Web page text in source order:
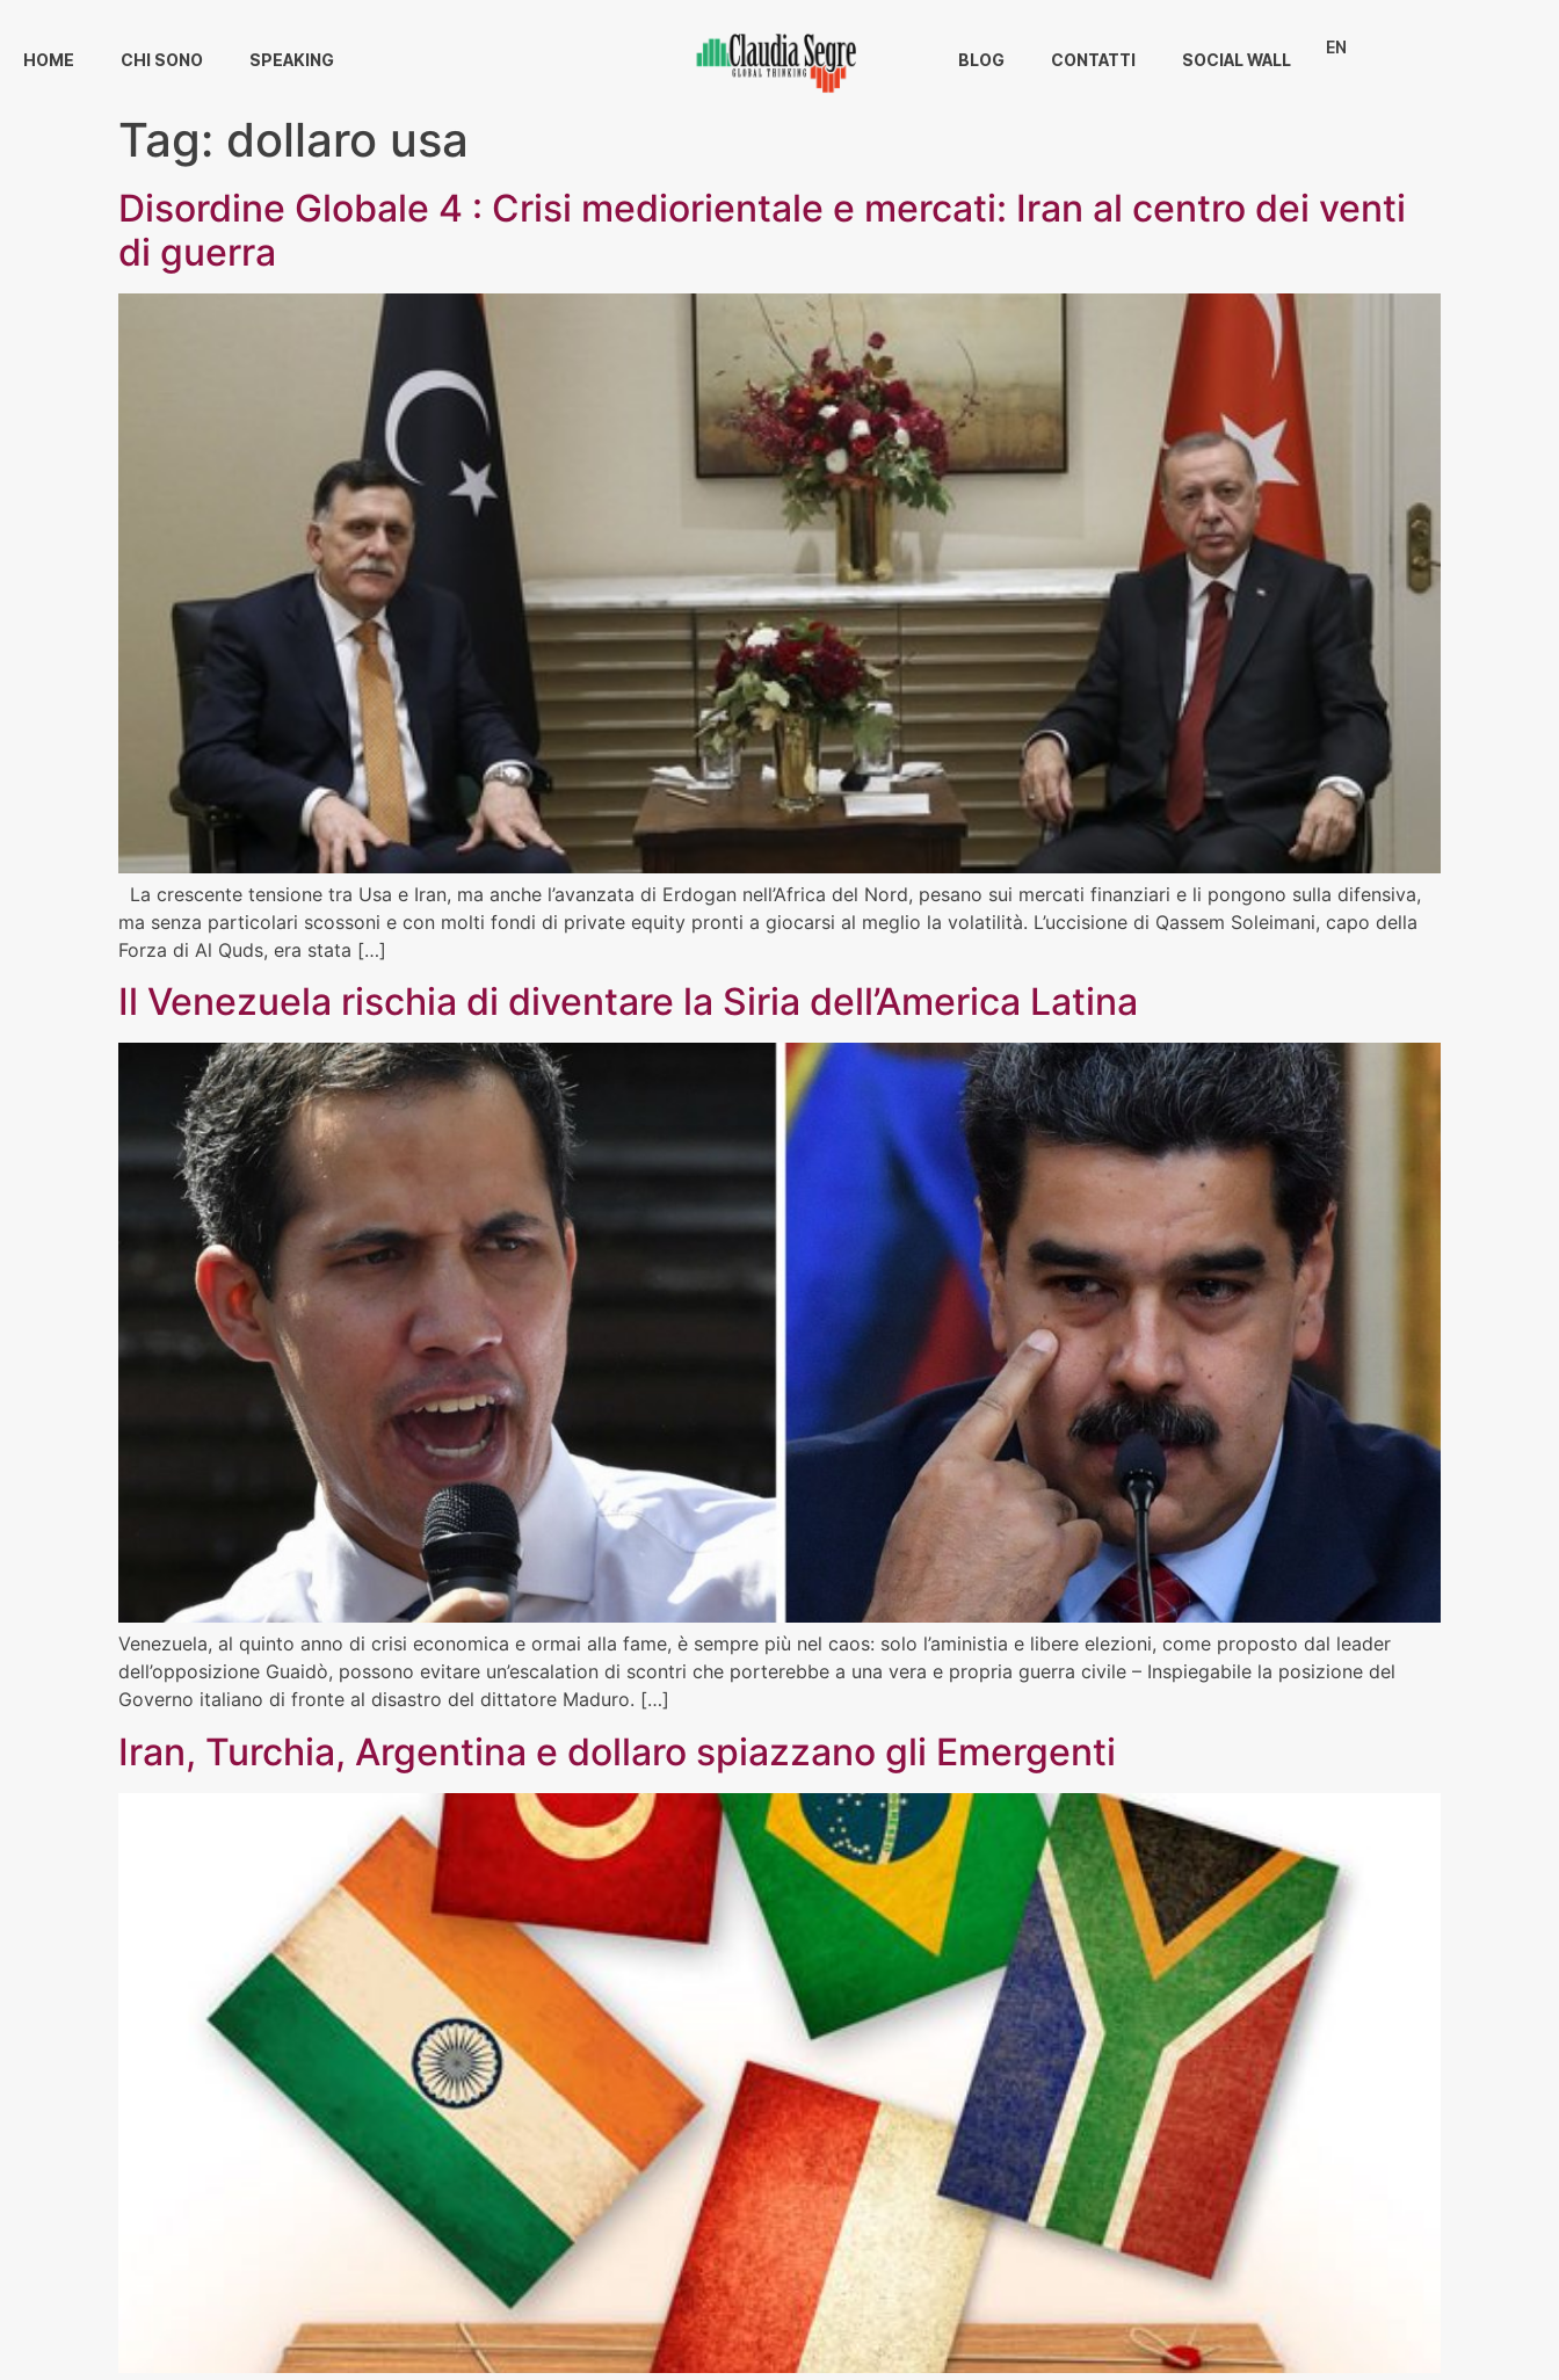
HOME CHI SONO SPEAKING BLOG CONTATTI SOCIAL WALL
EN
Tag: dollaro usa
Disordine Globale 4 : Crisi mediorientale e mercati: Iran al centro dei venti
di guerra
La crescente tensione tra Usa e Iran, ma anche l’avanzata di Erdogan nell’Africa del Nord, pesano sui mercati finanziari e li pongono sulla difensiva,
ma senza particolari scossoni e con molti fondi di private equity pronti a giocarsi al meglio la volatilità. L’uccisione di Qassem Soleimani, capo della
Forza di Al Quds, era stata […]
Il Venezuela rischia di diventare la Siria dell’America Latina
Venezuela, al quinto anno di crisi economica e ormai alla fame, è sempre più nel caos: solo l’aministia e libere elezioni, come proposto dal leader
dell’opposizione Guaidò, possono evitare un’escalation di scontri che porterebbe a una vera e propria guerra civile – Inspiegabile la posizione del
Governo italiano di fronte al disastro del dittatore Maduro. […]
Iran, Turchia, Argentina e dollaro spiazzano gli Emergenti